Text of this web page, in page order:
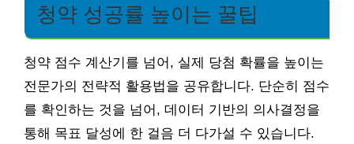
청약 성공률 높이는 꿀팁
청약 점수 계산기를 넘어, 실제 당첨 확률을 높이는
전문가의 전략적 활용법을 공유합니다. 단순히 점수
를 확인하는 것을 넘어, 데이터 기반의 의사결정을
통해 목표 달성에 한 걸음 더 다가설 수 있습니다.